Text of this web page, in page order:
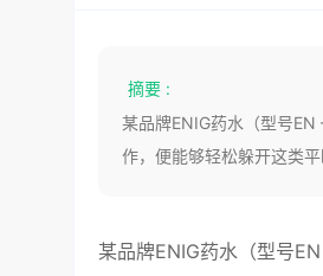
摘要 :
某品牌ENIG药水（型号
作，便能够轻松躲开这类
某品牌ENIG药水（型号